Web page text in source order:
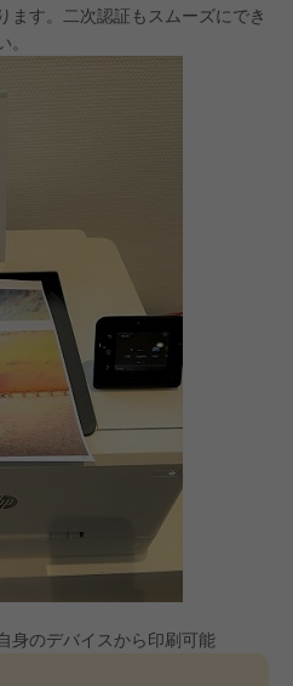
ます。二次認証もスムーズにでき
。
身のデバイスから印刷可能